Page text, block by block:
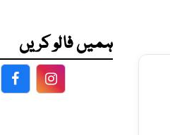
ہمیں فالو کریں
FacebookFacebook